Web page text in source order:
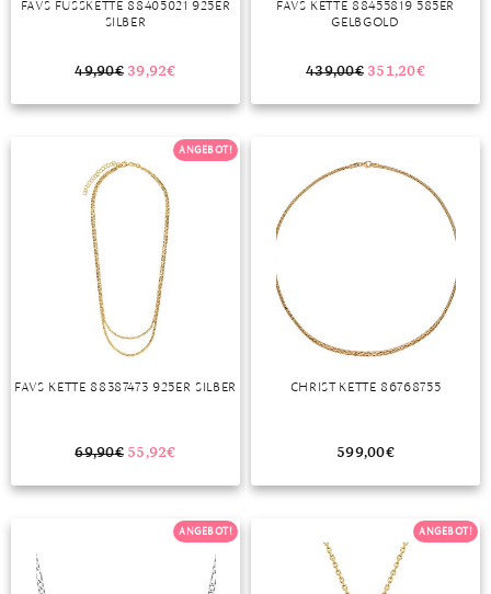
MORGANIT
PERIDOT
ROSENQUARZ
SAPHIR
ZIRKON
FAVS FUSSKETTE 88405021 925ER S
ILBER
49,90€ 39,92€
FAVS KETTE 88455819 585ER
GELBGOLD
439,00€ 351,20€
ANGEBOT!
FAVS KETTE 88387473 925ER SILBER
69,90€ 55,92€
CHRIST KETTE 86768755
599,00€
ANGEBOT! ANGEBOT!